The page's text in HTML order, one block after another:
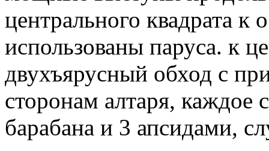
центрального квадрата к
использованы паруса. к
двухъярусный обход с
сторонам алтаря, каждое
барабана и 3 апсидами,